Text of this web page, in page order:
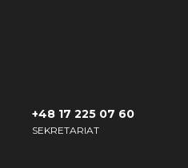
+48 17 225 07 60
SEKRETARIAT